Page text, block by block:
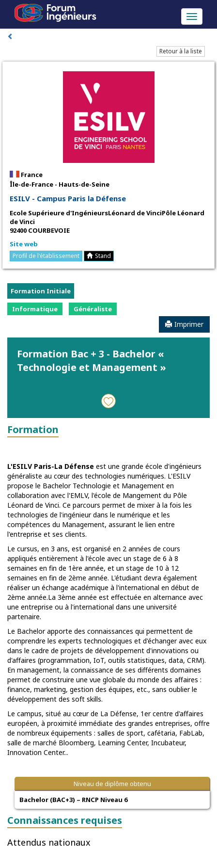
Toggle
Retour à la liste
France
Île-de-France - Hauts-de-Seine
ESILV - Campus Paris la Défense
Ecole Supérieure d'IngénieursLéonard de VinciPôle Léonard
de Vinci
92400 COURBEVOIE
Site web
Profil de l'établissement Stand
Formation Initiale
Informatique Généraliste
Imprimer
Formation Bac + 3 - Bachelor «
Technologie et Management »
Formation
L'ESILV Paris-La Défense est une grande école d'ingénieurs
généraliste au cœur des technologies numériques. L'ESILV
propose le Bachelor Technologie et Management en
collaboration avec l'EMLV, l'école de Mangement du Pôle
Léonard de Vinci. Ce parcours permet de mixer à la fois les
technologies de l'ingénieur dans le numérique et les
compétences du Management, assurant le lien entre
l'entreprise et ses clients.
Le cursus, en 3 ans, est organisé en 2 années de cours
appliqués entièrement à l'école avec un stage de 6 à 8
semaines en fin de 1ère année, et un stage de 10 à 12
semaines en fin de 2ème année. L'étudiant devra également
réaliser un échange académique à l'international en début de
2ème année.La 3ème année est effectuée en alternance avec
une entreprise ou à l'international dans une université
partenaire.
Le Bachelor apporte des connaissances qui permettent de
comprendre les experts technologiques et d'échanger avec eux
dans le cadre de projets de développement d'innovations ou
d'affaires (programmation, IoT, outils statistiques, data, CRM).
En management, la connaissance de ses différents domaines
permet de construire une vue globale du monde des affaires :
finance, marketing, gestion des équipes, etc., sans oublier le
développement des soft skills.
Le campus, situé au cœur de La Défense, 1er centre d'affaires
européen, à proximité immédiate des grandes entreprises, offre
de nombreux équipements : salles de sport, cafétaria, FabLab,
salle de marché Bloomberg, Learning Center, Incubateur,
Innovation Center...
Niveau de diplôme obtenu
Bachelor (BAC+3) – RNCP Niveau 6
Connaissances requises
Attendus nationaux